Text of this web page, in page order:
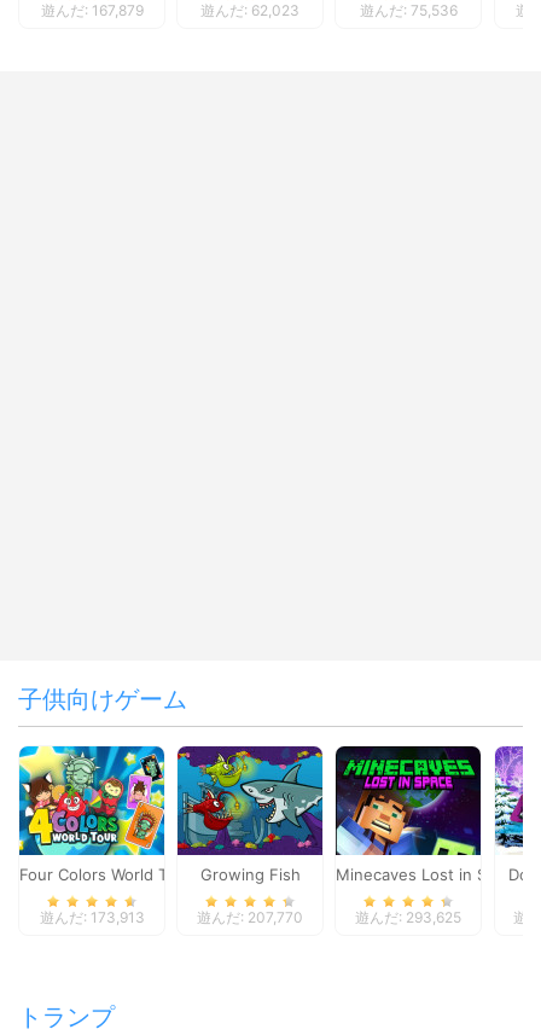
遊んだ: 167,879 遊んだ: 62,023 遊んだ: 75,536 遊
子供向けゲーム
Four Colors World Tour
遊んだ: 173,913
Growing Fish
遊んだ: 207,770
Minecaves Lost in Space
遊んだ: 293,625 遊
トランプ